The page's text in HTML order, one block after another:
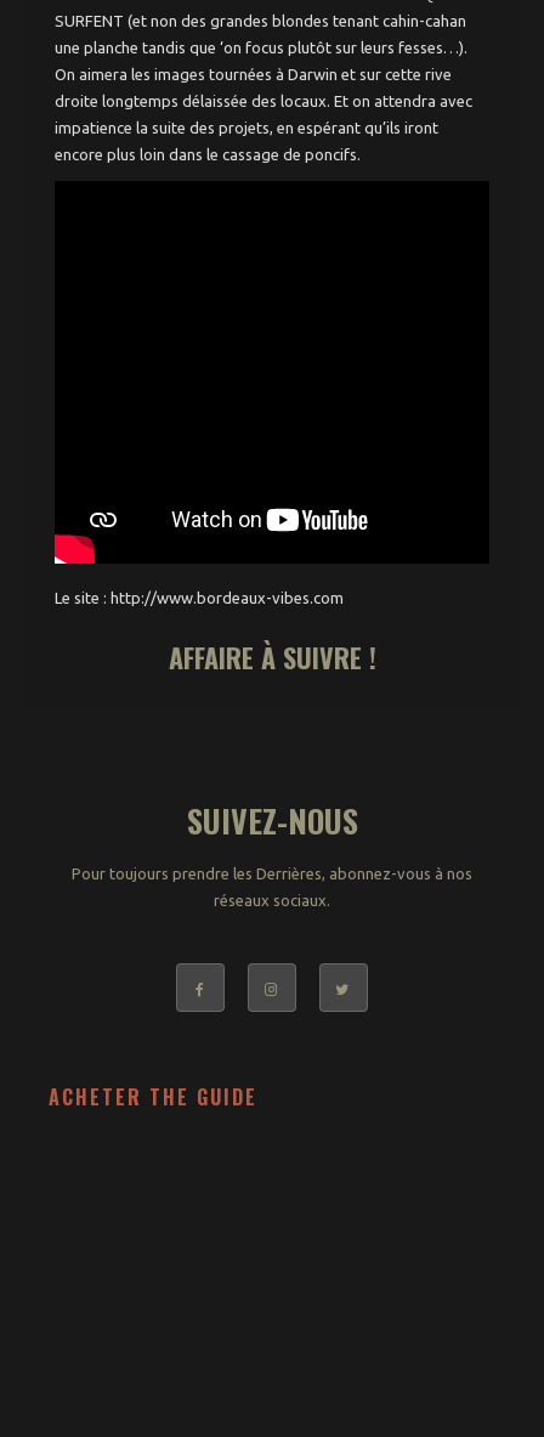
SURFENT (et non des grandes blondes tenant cahin-cahan
une planche tandis que ‘on focus plutôt sur leurs fesses…).
On aimera les images tournées à Darwin et sur cette rive
droite longtemps délaissée des locaux. Et on attendra avec
impatience la suite des projets, en espérant qu’ils iront
encore plus loin dans le cassage de poncifs.
Le site : http://www.bordeaux-vibes.com
AFFAIRE À SUIVRE !
SUIVEZ-NOUS
Pour toujours prendre les Derrières, abonnez-vous à nos
réseaux sociaux.
ACHETER THE GUIDE